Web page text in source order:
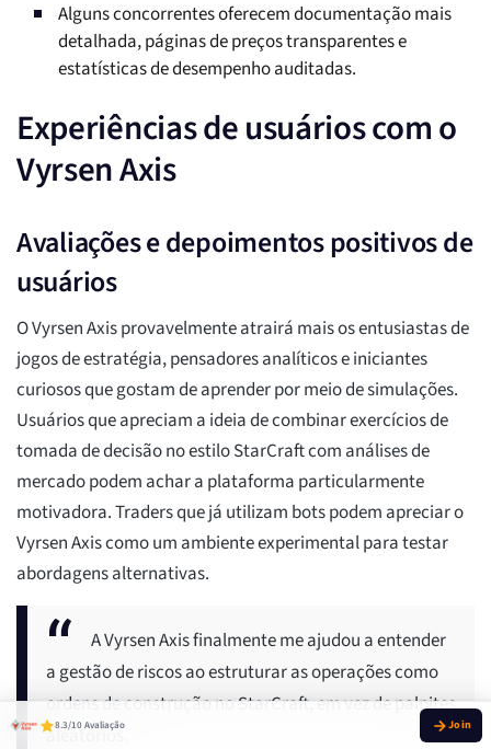
Alguns concorrentes oferecem documentação mais
detalhada, páginas de preços transparentes e
estatísticas de desempenho auditadas.
Experiências de usuários com o
Vyrsen Axis
Avaliações e depoimentos positivos de
usuários
O Vyrsen Axis provavelmente atrairá mais os entusiastas de
jogos de estratégia, pensadores analíticos e iniciantes
curiosos que gostam de aprender por meio de simulações.
Usuários que apreciam a ideia de combinar exercícios de
tomada de decisão no estilo StarCraft com análises de
mercado podem achar a plataforma particularmente
motivadora. Traders que já utilizam bots podem apreciar o
Vyrsen Axis como um ambiente experimental para testar
abordagens alternativas.
A Vyrsen Axis finalmente me ajudou a entender
a gestão de riscos ao estruturar as operações como
ordens de construção no StarCraft, em vez de palpites
aleatórios.
8.3/10 Avaliação